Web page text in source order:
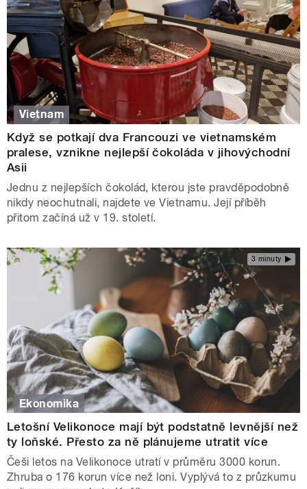
Vietnam
Když se potkají dva Francouzi ve vietnamském
pralese, vznikne nejlepší čokoláda v jihovýchodní
Asii
Jednu z nejlepších čokolád, kterou jste pravděpodobně
nikdy neochutnali, najdete ve Vietnamu. Její příběh
přitom začíná už v 19. století.
3 minuty
Ekonomika
Letošní Velikonoce mají být podstatně levnější než
ty loňské. Přesto za ně plánujeme utratit více
Češi letos na Velikonoce utratí v průměru 3000 korun.
Zhruba o 176 korun více než loni. Vyplývá to z průzkumu